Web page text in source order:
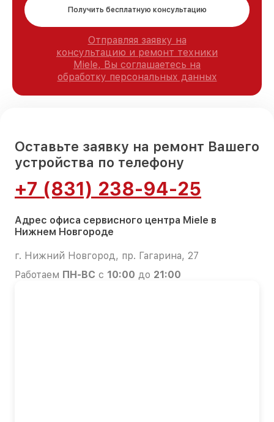
Получить бесплатную консультацию
Отправляя заявку на
консультацию и ремонт техники
Miele, Вы соглашаетесь на
обработку персональных данных
Оставьте заявку на ремонт Вашего
устройства по телефону
+7 (831) 238-94-25
Адрес офиса сервисного центра Miele в
Нижнем Новгороде
г. Нижний Новгород, пр. Гагарина, 27
Работаем ПН-ВС с 10:00 до 21:00